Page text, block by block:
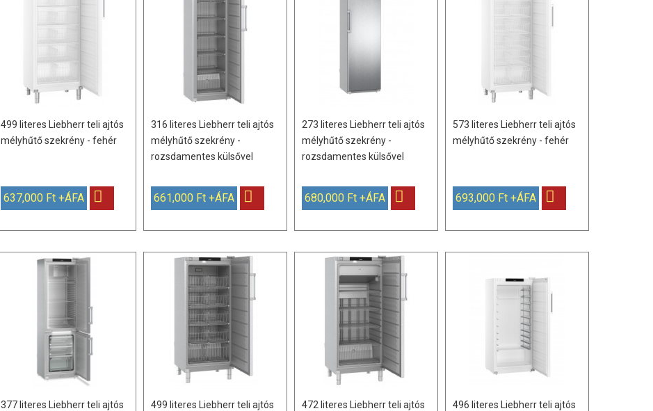
499 literes Liebherr teli ajtós
mélyhűtő szekrény - fehér
637,000 Ft +ÁFA
316 literes Liebherr teli ajtós
mélyhűtő szekrény -
rozsdamentes külsővel
661,000 Ft +ÁFA
273 literes Liebherr teli ajtós
mélyhűtő szekrény -
rozsdamentes külsővel
680,000 Ft +ÁFA
573 literes Liebherr teli ajtós
mélyhűtő szekrény - fehér
693,000 Ft +ÁFA
377 literes Liebherr teli ajtós 499 literes Liebherr teli ajtós 472 literes Liebherr teli ajtós 496 literes Liebherr teli ajtós